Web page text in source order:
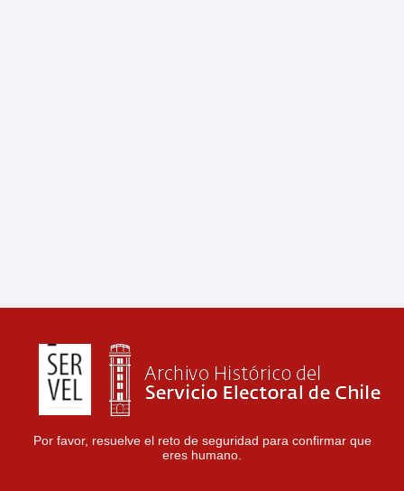
Por favor, resuelve el reto de seguridad para confirmar que
eres humano.